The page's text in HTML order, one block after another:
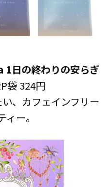
日の終わりの安らぎ
袋 324円
、カフェインフリー
ー。